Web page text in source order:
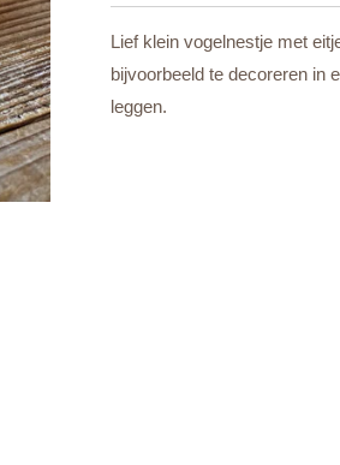
Lief klein vogelnestje met
bijvoorbeeld te decoreren in
leggen.